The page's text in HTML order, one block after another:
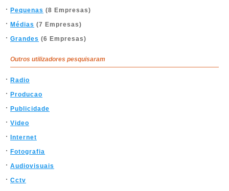
Pequenas (8 Empresas)
Médias (7 Empresas)
Grandes (6 Empresas)
Outros utilizadores pesquisaram
Radio
Producao
Publicidade
Video
Internet
Fotografia
Audiovisuais
Cctv